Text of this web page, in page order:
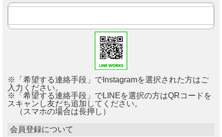
※「希望する連絡手段」でInstagramを選択された方はご
入力ください。
※「希望する連絡手段」でLINEを選択の方はQRコードを
スキャンし友だち追加してください。
（スマホの場合は長押し）
会員登録について